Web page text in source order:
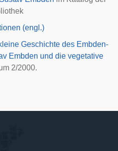
(engl.)
Geschichte des Embden-
Embden und die vegetative
2/2000.